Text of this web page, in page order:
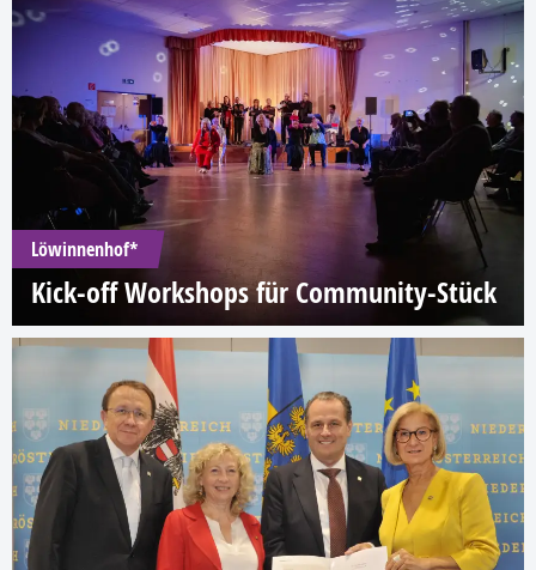
Löwinnenhof*
Kick-off Workshops für Community-Stück